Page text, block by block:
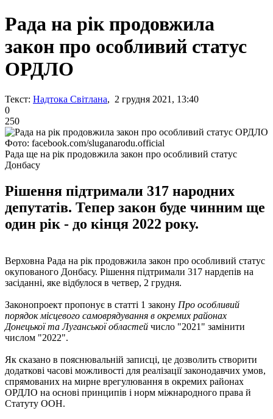
Рада на рік продовжила
закон про особливий статус
ОРДЛО
Текст: Надтока Світлана, 2 грудня 2021, 13:40
0
250
Фото: facebook.com/sluganarodu.official
Рада ще на рік продовжила закон про особливий статус
Донбасу
Рішення підтримали 317 народних
депутатів. Тепер закон буде чинним ще
один рік - до кінця 2022 року.
Верховна Рада на рік продовжила закон про особливий статус
окупованого Донбасу. Рішення підтримали 317 нардепів на
засіданні, яке відбулося в четвер, 2 грудня.
Законопроект пропонує в статті 1 закону Про особливий
порядок місцевого самоврядування в окремих районах
Донецької та Луганської областей число "2021" замінити
числом "2022".
Як сказано в пояснювальній записці, це дозволить створити
додаткові часові можливості для реалізації законодавчих умов,
спрямованих на мирне врегулювання в окремих районах
ОРДЛО на основі принципів і норм міжнародного права й
Статуту ООН.